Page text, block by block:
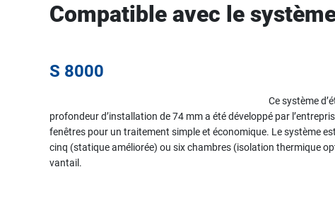
Compatible avec le
S 8000
Ce système
profondeur d’installation de 74 mm a été développé par
fenêtres pour un traitement simple et économique. Le système
cinq (statique améliorée) ou six chambres (isolation thermique
vantail.